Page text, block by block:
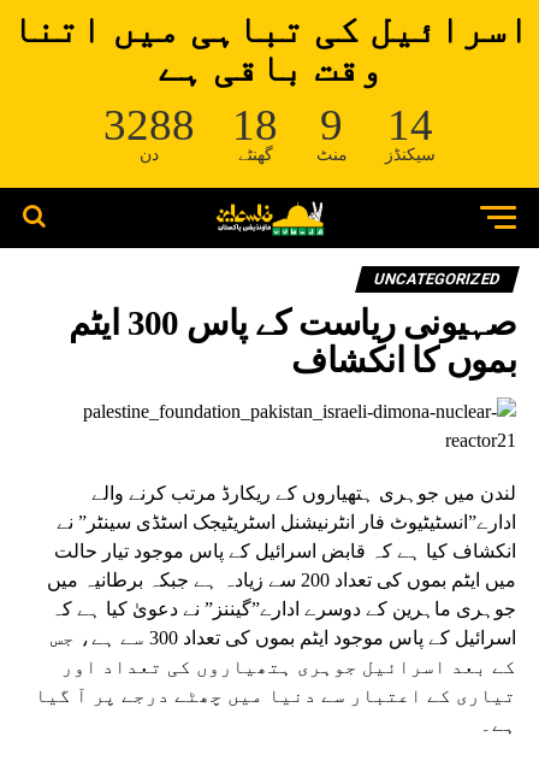
اسرائیل کی تباہی میں اتنا
وقت باقی ہے
3288
دن
18
گھنٹے
9
منٹ
13
سیکنڈز
UNCATEGORIZED
صہیونی ریاست کے پاس 300 ایٹم
بموں کا انکشاف
لندن میں جوہری ہتھیاروں کے ریکارڈ مرتب کرنے والے
ادارے”انسٹیٹیوٹ فار انٹرنیشنل اسٹریٹیجک اسٹڈی سینٹر” نے
انکشاف کیا ہے کہ قابض اسرائیل کے پاس موجود تیار حالت
میں ایٹم بموں کی تعداد 200 سے زیادہ ہے جبکہ برطانیہ میں
جوہری ماہرین کے دوسرے ادارے”گیننز” نے دعویٰ کیا ہے کہ
اسرائیل کے پاس موجود ایٹم بموں کی تعداد 300 سے ہے، جس
کے بعد اسرائیل جوہری ہتھیاروں کی تعداد اور
تیاری کے اعتبار سے دنیا میں چھٹے درجے پر آ گیا
ہے۔